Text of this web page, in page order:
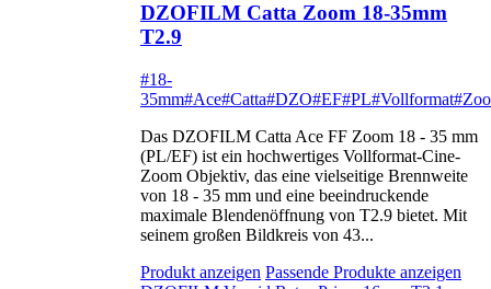
DZOFILM Catta Zoom 18-35mm
T2.9
#18-
35mm#Ace#Catta#DZO#EF#PL#Vollformat
Das DZOFILM Catta Ace FF Zoom 18 - 35 mm
(PL/EF) ist ein hochwertiges Vollformat-Cine-
Zoom Objektiv, das eine vielseitige Brennweite
von 18 - 35 mm und eine beeindruckende
maximale Blendenöffnung von T2.9 bietet. Mit
seinem großen Bildkreis von 43...
Produkt anzeigen Passende Produkte anzeigen